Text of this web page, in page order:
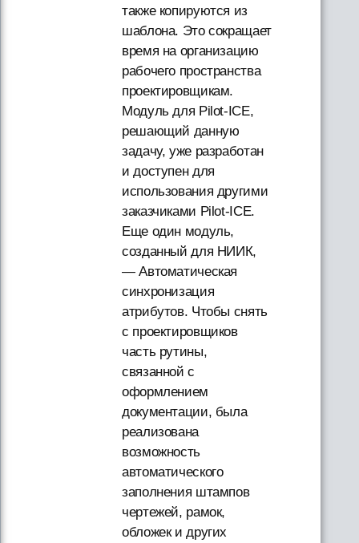
также копируются из
шаблона. Это сокращает
время на организацию
рабочего пространства
проектировщикам.
Модуль для Pilot-ICE,
решающий данную
задачу, уже разработан
и доступен для
использования другими
заказчиками Pilot-ICE.
Еще один модуль,
созданный для НИИК,
— Автоматическая
синхронизация
атрибутов. Чтобы снять
с проектировщиков
часть рутины,
связанной с
оформлением
документации, была
реализована
возможность
автоматического
заполнения штампов
чертежей, рамок,
обложек и других